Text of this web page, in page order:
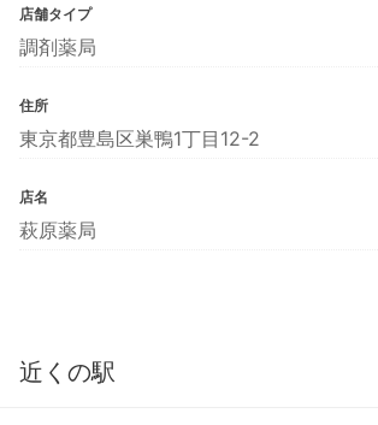
店舗タイプ
調剤薬局
住所
東京都豊島区巣鴨1丁目12-2
店名
萩原薬局
近くの駅